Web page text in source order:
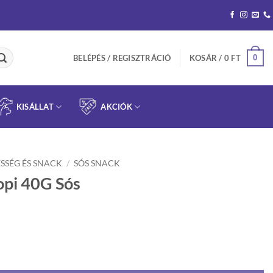
BELÉPÉS / REGISZTRÁCIÓ KOSÁR / 0 FT 0
KISÁLLAT AKCIÓK
ÉS SNACK / SÓS SNACK
40G Sós